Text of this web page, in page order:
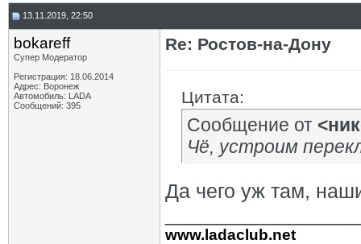
13.11.2019, 22:50
bokareff
Супер Модератор
Регистрация: 18.06.2014
Адрес: Воронеж
Автомобиль: LADA
Сообщений: 395
Re: Ростов-на-Дону
Цитата:
Сообщение от
Чё, устроим
Да чего уж там,
www.ladaclub.net